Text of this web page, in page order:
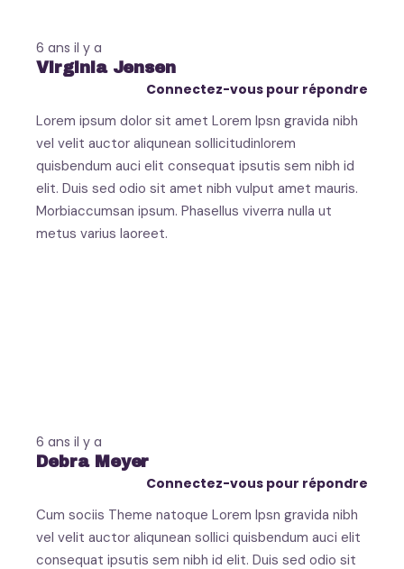
6 ans il y a
Virginia Jensen
Connectez-vous pour répondre
Lorem ipsum dolor sit amet Lorem Ipsn gravida nibh
vel velit auctor aliqunean sollicitudinlorem
quisbendum auci elit consequat ipsutis sem nibh id
elit. Duis sed odio sit amet nibh vulput amet mauris.
Morbiaccumsan ipsum. Phasellus viverra nulla ut
metus varius laoreet.
6 ans il y a
Debra Meyer
Connectez-vous pour répondre
Cum sociis Theme natoque Lorem Ipsn gravida nibh
vel velit auctor aliqunean sollici quisbendum auci elit
consequat ipsutis sem nibh id elit. Duis sed odio sit